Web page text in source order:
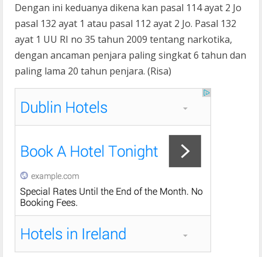
Dengan ini keduanya dikena kan pasal 114 ayat 2 Jo
pasal 132 ayat 1 atau pasal 112 ayat 2 Jo. Pasal 132
ayat 1 UU RI no 35 tahun 2009 tentang narkotika,
dengan ancaman penjara paling singkat 6 tahun dan
paling lama 20 tahun penjara. (Risa)